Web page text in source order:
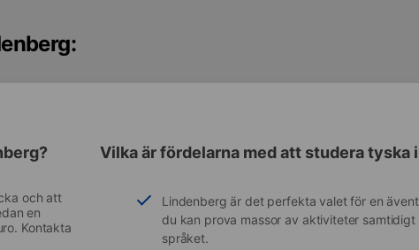
och att
en
Kontakta
Vilka är fördelarna med att studera tyska
Lindenberg är det perfekta valet för en
du kan prova massor av aktiviteter
språket.